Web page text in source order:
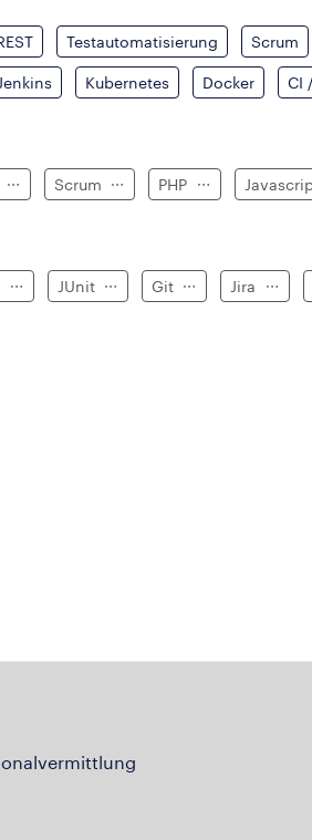
Testautomatisierung Scrum
Jenkins Kubernetes Docker CI
Scrum PHP
JUnit Git Jira